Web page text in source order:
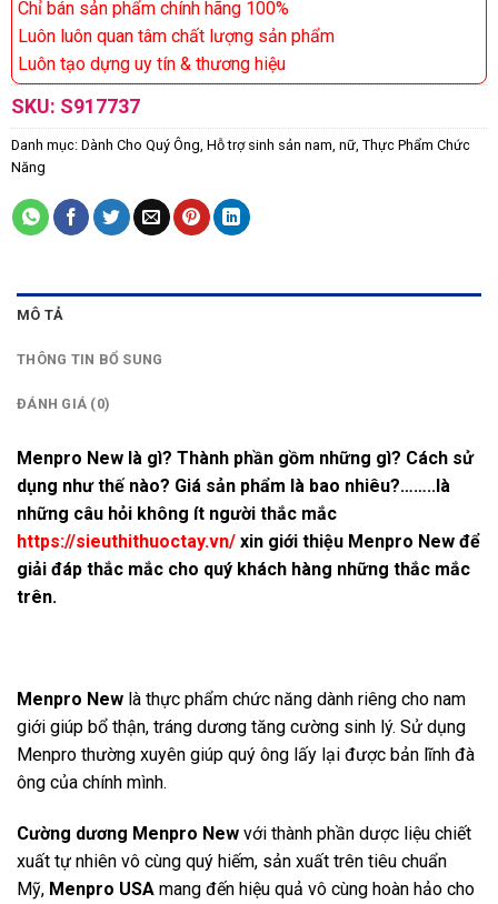
Chỉ bán sản phẩm chính hãng 100%
Luôn luôn quan tâm chất lượng sản phẩm
Luôn tạo dựng uy tín & thương hiệu
SKU: S917737
Danh mục: Dành Cho Quý Ông, Hỗ trợ sinh sản nam, nữ, Thực Phẩm Chức
Năng
MÔ TẢ
THÔNG TIN BỔ SUNG
ĐÁNH GIÁ (0)
Menpro New là gì? Thành phần gồm những gì? Cách sử
dụng như thế nào? Giá sản phẩm là bao nhiêu?……..là
những câu hỏi không ít người thắc mắc
https://sieuthithuoctay.vn/ xin giới thiệu Menpro New để
giải đáp thắc mắc cho quý khách hàng những thắc mắc
trên.
Menpro New là thực phẩm chức năng dành riêng cho nam
giới giúp bổ thận, tráng dương tăng cường sinh lý. Sử dụng
Menpro thường xuyên giúp quý ông lấy lại được bản lĩnh đà
ông của chính mình.
Cường dương Menpro New với thành phần dược liệu chiết
xuất tự nhiên vô cùng quý hiếm, sản xuất trên tiêu chuẩn
Mỹ, Menpro USA mang đến hiệu quả vô cùng hoàn hảo cho